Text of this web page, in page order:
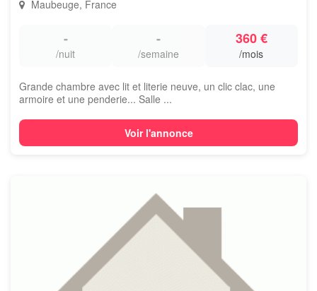
Maubeuge, France
-
/nuit
-
/semaine
360 €
/mois
Grande chambre avec lit et literie neuve, un clic clac, une
armoire et une penderie... Salle ...
Voir l'annonce